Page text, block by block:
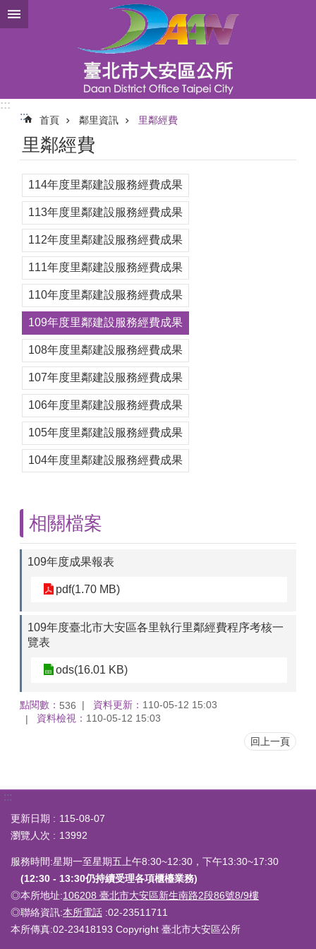
跳到主要內容區塊
:::
:::
首頁 鄰里資訊 里鄰經費
里鄰經費
114年度里鄰建設服務經費成果
113年度里鄰建設服務經費成果
112年度里鄰建設服務經費成果
111年度里鄰建設服務經費成果
110年度里鄰建設服務經費成果
109年度里鄰建設服務經費成果
108年度里鄰建設服務經費成果
107年度里鄰建設服務經費成果
106年度里鄰建設服務經費成果
105年度里鄰建設服務經費成果
104年度里鄰建設服務經費成果
相關檔案
109年度成果報表
pdf(1.70 MB)
109年度臺北市大安區各里執行里鄰經費程序考核一
覽表
ods(16.01 KB)
點閱數： 536 資料更新： 110-05-12 15:03
資料檢視： 110-05-12 15:03
回上一頁
:::
更新日期
115-08-07
瀏覽人次
13992
服務時間:星期一至星期五上午8:30~12:30，下午13:30~17:30
(12:30 - 13:30仍持續受理各項櫃檯業務)
◎本所地址:106208 臺北市大安區新生南路2段86號8/9樓
◎聯絡資訊:本所電話 :02-23511711
本所傳真:02-23418193 Copyright 臺北市大安區公所